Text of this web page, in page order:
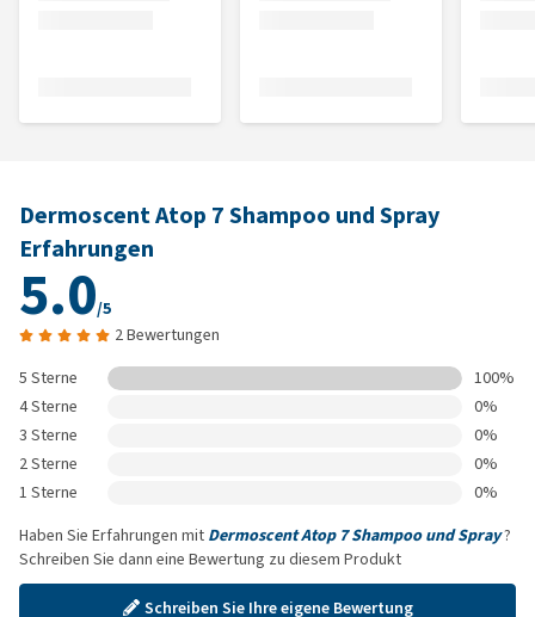
Dermoscent Atop 7 Shampoo und Spray
Erfahrungen
5.0/5
2 Bewertungen
5 Sterne
100%
4 Sterne
0%
3 Sterne
0%
2 Sterne
0%
1 Sterne
0%
Haben Sie Erfahrungen mit Dermoscent Atop 7 Shampoo und Spray?
Schreiben Sie dann eine Bewertung zu diesem Produkt
Schreiben Sie Ihre eigene Bewertung